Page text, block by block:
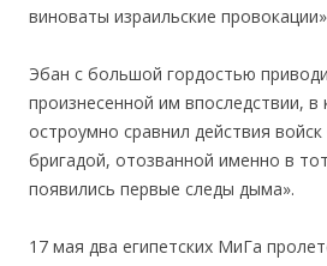
виноваты израильские
Эбан с большой гордостью
произнесенной им впоследствии, в
остроумно сравнил действия
бригадой, отозванной именно в
появились первые следы дыма».
17 мая два египетских МиГа